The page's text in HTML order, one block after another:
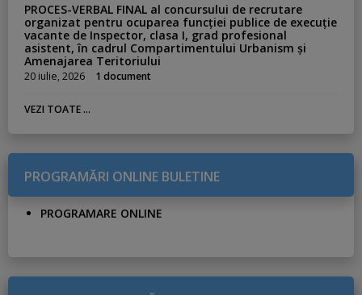
PROCES-VERBAL FINAL al concursului de recrutare
organizat pentru ocuparea funcției publice de execuție
vacante de Inspector, clasa I, grad profesional
asistent, în cadrul Compartimentului Urbanism și
Amenajarea Teritoriului
20 iulie, 2026 1 document
VEZI TOATE ...
PROGRAMĂRI ONLINE BULETINE
PROGRAMARE ONLINE